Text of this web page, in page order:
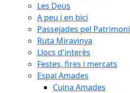
Les Deus
A peu i en bici
Passejades pel Patrimoni
Ruta Miravinya
Llocs d'interès
Festes, fires i mercats
Espai Amades
Cuina Amades